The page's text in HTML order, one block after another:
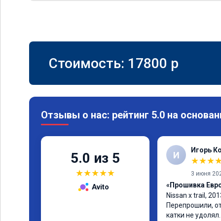
Стоимость: 17800 p
Отзывы о нас: рейтинг 5.0 на
5.0 из 5
★★★★★
Avito
И Игорь
★★★
3 июня
«Прошивка
Nissan x trаil,
Перепрошили,
катки не